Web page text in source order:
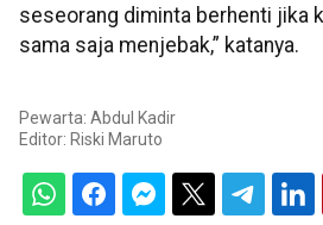
seseorang diminta berhenti jika
sama saja menjebak,” katanya.
Pewarta: Abdul Kadir
Editor: Riski Maruto